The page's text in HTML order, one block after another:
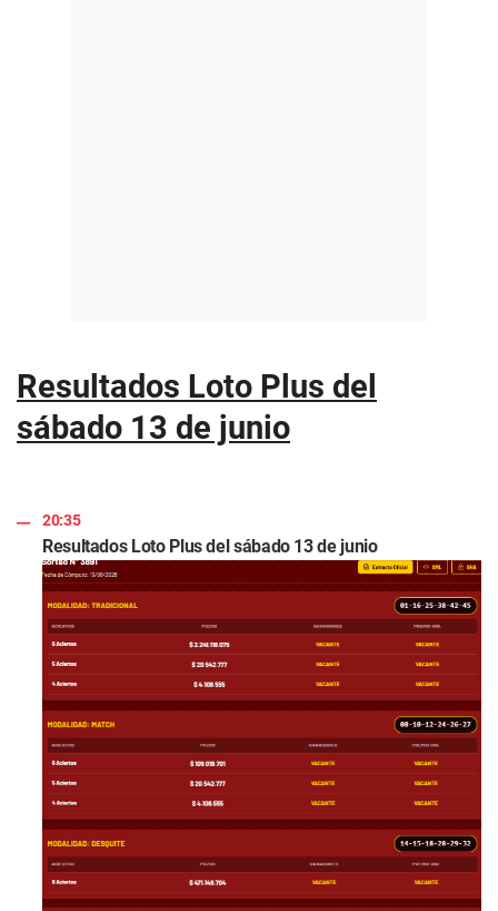
Resultados Loto Plus del
sábado 13 de junio
20:35
Resultados Loto Plus del sábado 13 de junio